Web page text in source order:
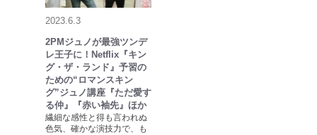
2023.6.3
2PMジュノが最強ツンデ
レ王子に！Netflix『キン
グ・ザ・ランド』予習の
ための“ロマンスキン
グ”ジュノ講座『ただ愛す
る仲』『赤い袖先』ほか
繊細な感性と得も言われぬ
色気、確かな演技力で、も